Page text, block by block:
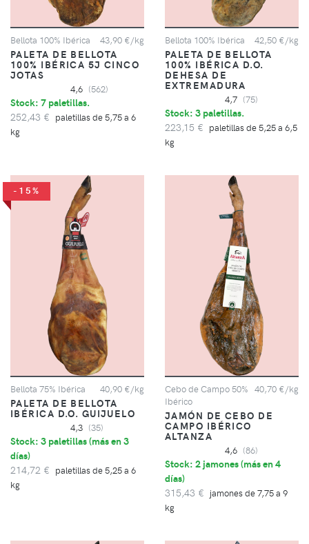
Bellota 100% Ibérica 43,90 €/kg
PALETA DE BELLOTA
100% IBÉRICA 5J CINCO
JOTAS
4,6 (562)
Stock: 7 paletillas.
252,43 € paletillas de 5,75 a 6
kg
Bellota 100% Ibérica 42,50 €/kg
PALETA DE BELLOTA
100% IBÉRICA D.O.
DEHESA DE
EXTREMADURA
4,7 (75)
Stock: 3 paletillas.
223,15 € paletillas de 5,25 a 6,5
kg
-15%
Bellota 75% Ibérica 40,90 €/kg
PALETA DE BELLOTA
IBÉRICA D.O. GUIJUELO
4,3 (35)
Stock: 3 paletillas (más en 3
días)
214,72 € paletillas de 5,25 a 6
kg
Cebo de Campo 50%
Ibérico
40,70 €/kg
JAMÓN DE CEBO DE
CAMPO IBÉRICO
ALTANZA
4,6 (86)
Stock: 2 jamones (más en 4
días)
315,43 € jamones de 7,75 a 9
kg